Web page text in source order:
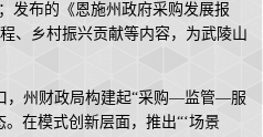
发布的《恩施州政府采购发展报
、乡村振兴贡献等内容，为武陵山
，州财政局构建起“采购—监管—服
在模式创新层面，推出“‘场景